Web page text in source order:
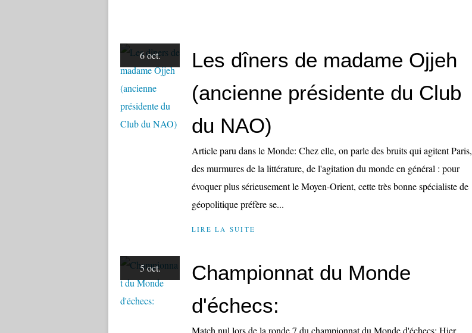
6 oct.
Les dîners de madame Ojjeh
(ancienne présidente du Club
du NAO)
Article paru dans le Monde: Chez elle, on parle des bruits qui agitent Paris,
des murmures de la littérature, de l'agitation du monde en général : pour
évoquer plus sérieusement le Moyen-Orient, cette très bonne spécialiste de
géopolitique préfère se...
LIRE LA SUITE
5 oct.
Championnat du Monde
d'échecs:
Match nul lors de la ronde 7 du championnat du Monde d'échecs: Hier,